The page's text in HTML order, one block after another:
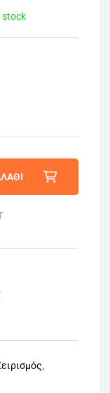
stock
,